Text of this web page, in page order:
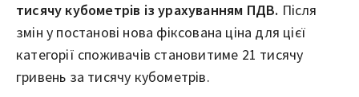
тисячу кубометрів із урахуванням ПДВ. Після
змін у постанові нова фіксована ціна для цієї
категорії споживачів становитиме 21 тисячу
гривень за тисячу кубометрів.